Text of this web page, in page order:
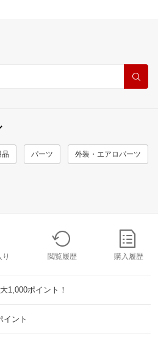
品 パーツ 外装・エアロパーツ
閲覧履歴 購入履歴
1,000ポイント！
イント